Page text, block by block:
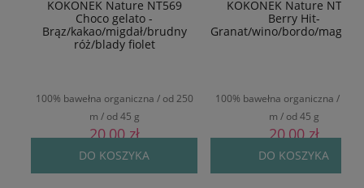
KOKONEK Nature NT569
Choco gelato -
Brąz/kakao/migdał/brudny
róż/blady fiolet
100% bawełna organiczna / od 250
m / od 45 g
20,00 zł
DO KOSZYKA
KOKONEK Nature NT577
Berry Hit-
Granat/wino/bordo/
100% bawełna organiczna / od
m / od 45 g
20,00 zł
DO KOSZYKA